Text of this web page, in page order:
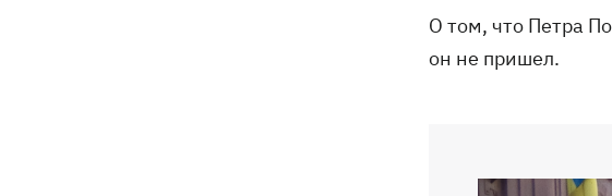
О том, что Петра
он не пришел.